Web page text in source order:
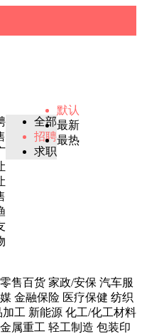
全部
招聘
求职
默认
最新
最热
零售百货 家政/安保 汽车服
金融保险 医疗保健 纺织
加工 新能源 化工/化工材料
金属重工 轻工制造 包装印